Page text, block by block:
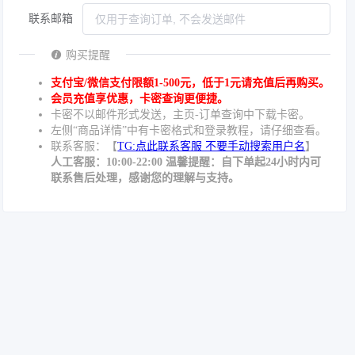
联系邮箱
购买提醒
支付宝/微信支付限额1-500元，低于1元请充值后再购买。
会员充值享优惠，卡密查询更便捷。
卡密不以邮件形式发送，主页-订单查询中下载卡密。
左侧“商品详情”中有卡密格式和登录教程，请仔细查看。
联系客服：【TG:点此联系客服 不要手动搜索用户名 】
人工客服：10:00-22:00 温馨提醒：自下单起24小时内可
联系售后处理，感谢您的理解与支持。